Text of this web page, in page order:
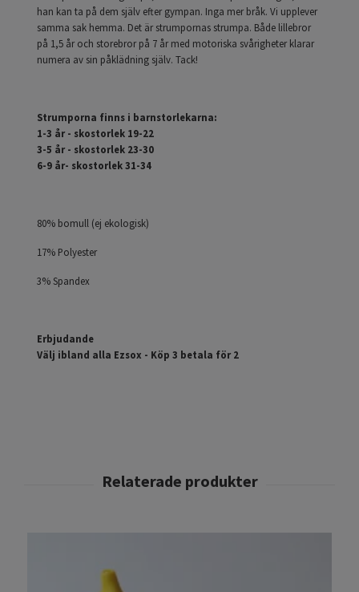
han kan ta på dem själv efter gympan. Inga mer bråk. Vi upplever
samma sak hemma. Det är strumpornas strumpa. Både lillebror
på 1,5 år och storebror på 7 år med motoriska svårigheter klarar
numera av sin påklädning själv. Tack!
Strumporna finns i barnstorlekarna:
1-3 år - skostorlek 19-22
3-5 år - skostorlek 23-30
6-9 år- skostorlek 31-34
80% bomull (ej ekologisk)
17% Polyester
3% Spandex
Erbjudande
Välj ibland alla Ezsox - Köp 3 betala för 2